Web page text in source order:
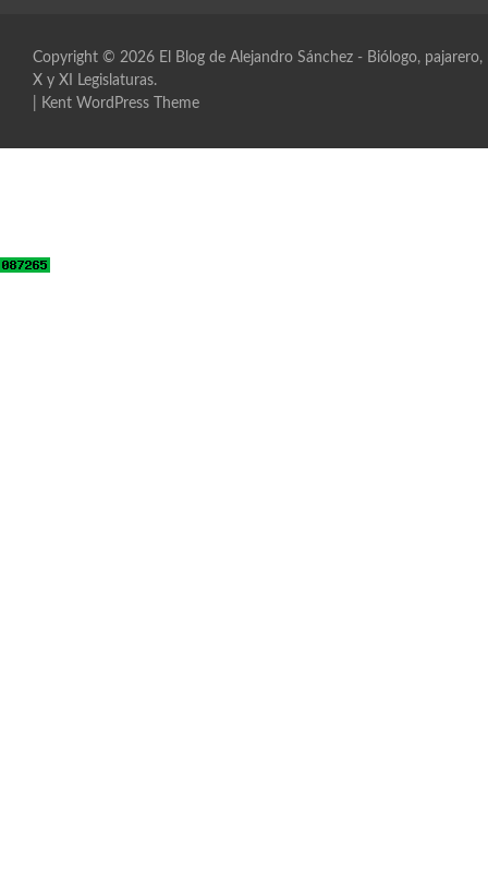
Copyright © 2026 El Blog de Alejandro Sánchez - Biólogo,
X y XI Legislaturas.
Kent WordPress Theme